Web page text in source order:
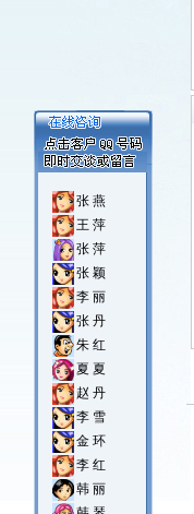
张 燕
王 萍
张 萍
张 颖
李 丽
张 丹
朱 红
夏 夏
赵 丹
李 雪
金 环
李 红
韩 丽